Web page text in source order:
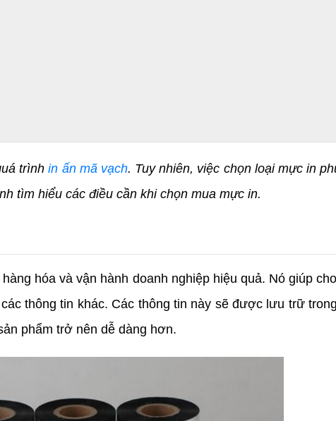
trìnhin ấn mã vạch. Tuy nhiên, việc chọn loại mực in
tìm hiểu các điều cần khi chọn mua mực in.
hóa và vận hành doanh nghiệp hiệu quả. Nó giúp
thông tin khác. Các thông tin này sẽ được lưu trữ
phẩm trở nên dễ dàng hơn.